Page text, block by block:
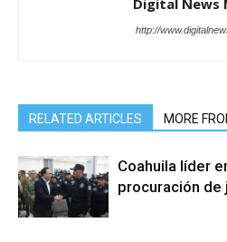
http://
RELATED ARTICLES MORE
Coahuila líder
procuración de